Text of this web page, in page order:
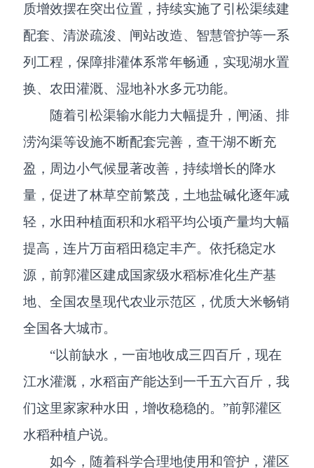
质增效摆在突出位置，持续实施了引松渠续建
配套、清淤疏浚、闸站改造、智慧管护等一系
列工程，保障排灌体系常年畅通，实现湖水置
换、农田灌溉、湿地补水多元功能。
随着引松渠输水能力大幅提升，闸涵、排
涝沟渠等设施不断配套完善，查干湖不断充
盈，周边小气候显著改善，持续增长的降水
量，促进了林草空前繁茂，土地盐碱化逐年减
轻，水田种植面积和水稻平均公顷产量均大幅
提高，连片万亩稻田稳定丰产。依托稳定水
源，前郭灌区建成国家级水稻标准化生产基
地、全国农垦现代农业示范区，优质大米畅销
全国各大城市。
“以前缺水，一亩地收成三四百斤，现在
江水灌溉，水稻亩产能达到一千五六百斤，我
们这里家家种水田，增收稳稳的。”前郭灌区
水稻种植户说。
如今，随着科学合理地使用和管护，灌区